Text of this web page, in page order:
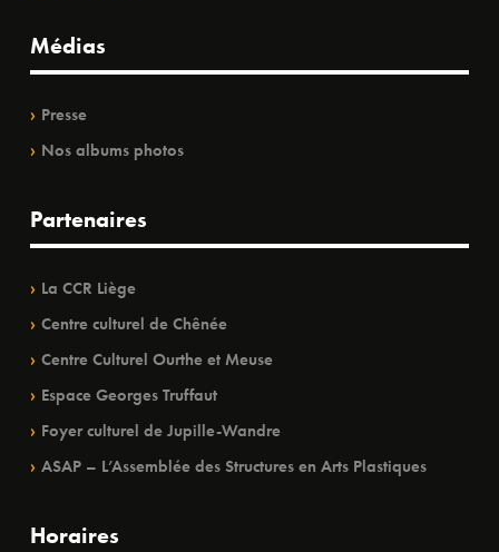
Médias
Presse
Nos albums photos
Partenaires
La CCR Liège
Centre culturel de Chênée
Centre Culturel Ourthe et Meuse
Espace Georges Truffaut
Foyer culturel de Jupille-Wandre
ASAP – L’Assemblée des Structures en Arts Plastiques
Horaires